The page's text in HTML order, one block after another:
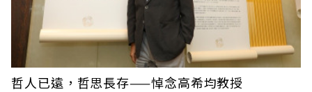
哲人已遠，哲思長存——悼念高希均教授